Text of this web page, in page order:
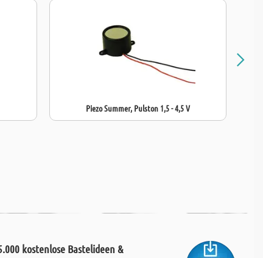
Piezo Summer, Pulston 1,5 - 4,5 V
kostenlose Bastelideen &